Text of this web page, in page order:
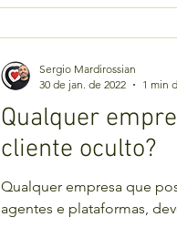
Qualquer
cliente oculto?
Qualquer empresa que
agentes e plataformas,
Sergio Mardirossian
30 de jan. de 2022
1 min